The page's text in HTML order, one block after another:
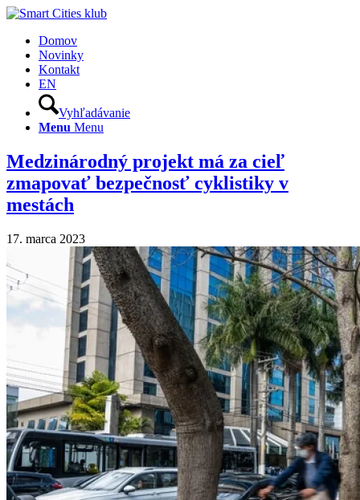
Domov
Novinky
Kontakt
EN
Vyhľadávanie
Menu Menu
Medzinárodný projekt má za cieľ
zmapovať bezpečnosť cyklistiky v
mestách
17. marca 2023